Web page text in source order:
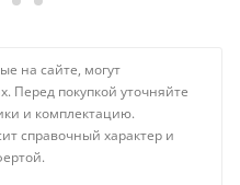
на сайте, могут
Перед покупкой уточняйте
и комплектацию.
справочный характер и